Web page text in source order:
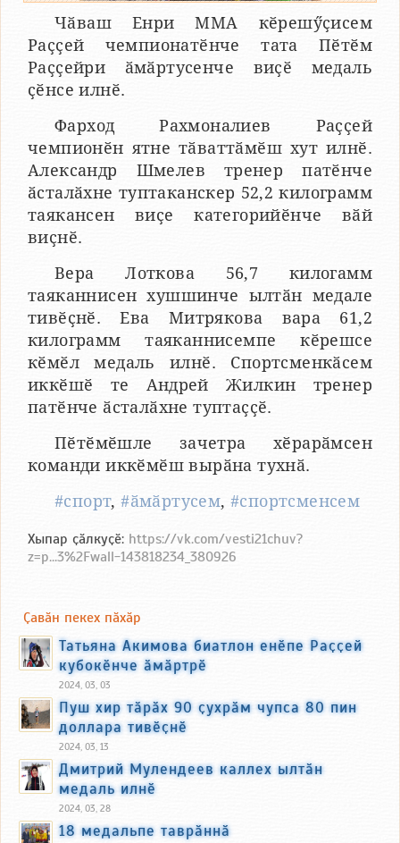
Чӑваш Енри ММА кӗрешӳҫисем
Раҫҫей чемпионатӗнче тата Пӗтӗм
Раҫҫейри ӑмӑртусенче виҫӗ медаль
ҫӗнсе илнӗ.
Фарход Рахмоналиев Раҫҫей
чемпионӗн ятне тӑваттӑмӗш хут илнӗ.
Александр Шмелев тренер патӗнче
ӑсталӑхне туптаканскер 52,2 килограмм
таякансен виҫе категорийӗнче вӑй
виҫнӗ.
Вера Лоткова 56,7 килогамм
таяканнисен хушшинче ылтӑн медале
тивӗҫнӗ. Ева Митрякова вара 61,2
килограмм таяканнисемпе кӗрешсе
кӗмӗл медаль илнӗ. Спортсменкӑсем
иккӗшӗ те Андрей Жилкин тренер
патӗнче ӑсталӑхне туптаҫҫӗ.
Пӗтӗмӗшле зачетра хӗрарӑмсен
команди иккӗмӗш вырӑна тухнӑ.
#спорт,#ӑмӑртусем,#спортсменсем
Хыпар ҫӑлкуҫӗ: https://vk.com/vesti21chuv?
z=p...3%2Fwall-143818234_380926
Ҫавӑн пекех пӑхӑр
Татьяна Акимова биатлон енӗпе Раҫҫей
кубокӗнче ӑмӑртрӗ
2024, 03, 03
Пуш хир тӑрӑх 90 ҫухрӑм чупса 80 пин
доллара тивӗҫнӗ
2024, 03, 13
Дмитрий Мулендеев каллех ылтӑн
медаль илнӗ
2024, 03, 28
18 медальпе таврӑннӑ